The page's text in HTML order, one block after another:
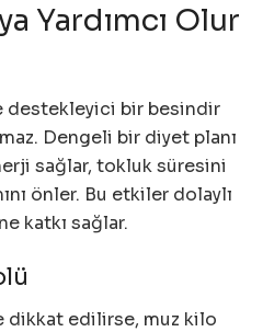
Yardımcı Olur
destekleyici bir besindir
Dengeli bir diyet planı
sağlar, tokluk süresini
önler. Bu etkiler dolaylı
katkı sağlar.
dikkat edilirse, muz kilo